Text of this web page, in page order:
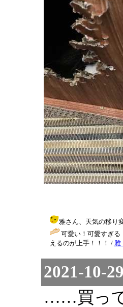
雅さん、天気の移り
可愛い！可愛すぎる
えるのが上手！！！ / 雅
2021-10-
……買っ